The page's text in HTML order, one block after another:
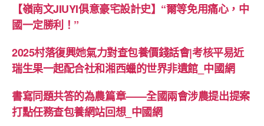
【嶺南文JIUYI俱意豪宅設計史】“爾等免用痛心，中
國一定勝利！”
2025村落復興她氣力對查包養價錢話會|考核平易近
瑞生果一起配合社和湘西蠟的世界非遺館_中國網
書寫同題共答的為農篇章——全國兩會涉農提出提案
打點任務查包養網站回想_中國網